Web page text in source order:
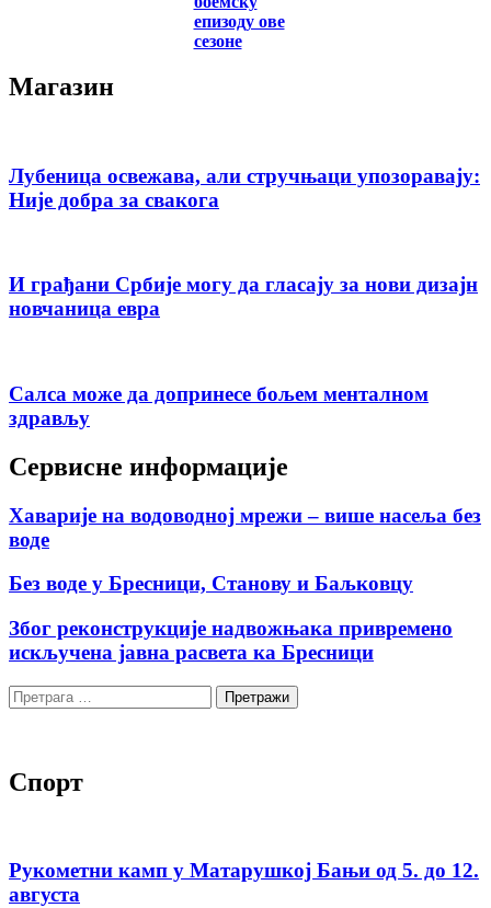
епизоду ове
сезоне
Магазин
Лубеница освежава, али стручњаци упозоравају:
Није добра за свакога
И грађани Србије могу да гласају за нови дизајн
новчаница евра
Салса може да допринесе бољем менталном
здрављу
Сервисне информације
Хаварије на водоводној мрежи – више насеља без
воде
Без воде у Бресници, Станову и Баљковцу
Због реконструкције надвожњака привремено
искључена јавна расвета ка Бресници
Претрага
за:
Спорт
Рукометни камп у Матарушкој Бањи од 5. до 12.
августа